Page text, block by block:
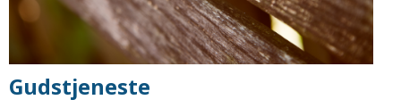
Gudstjeneste